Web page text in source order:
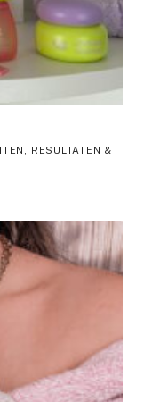
RESULTATEN &